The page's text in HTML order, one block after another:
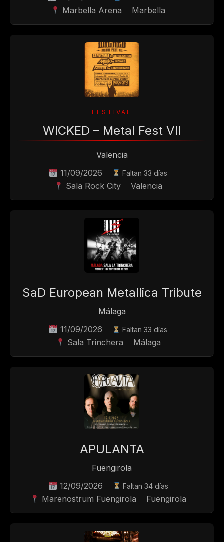
Marbella Arena Marbella
WICKED – Metal Fest VII
Valencia
11/09/2026
Faltan 33 días
Sala Rock City Valencia
SaD European Metallica Tribute
Málaga
11/09/2026
Faltan 33 días
Sala Trinchera Málaga
APULANTA
Fuengirola
12/09/2026
Faltan 34 días
Marenostrum Fuengirola Fuengirola